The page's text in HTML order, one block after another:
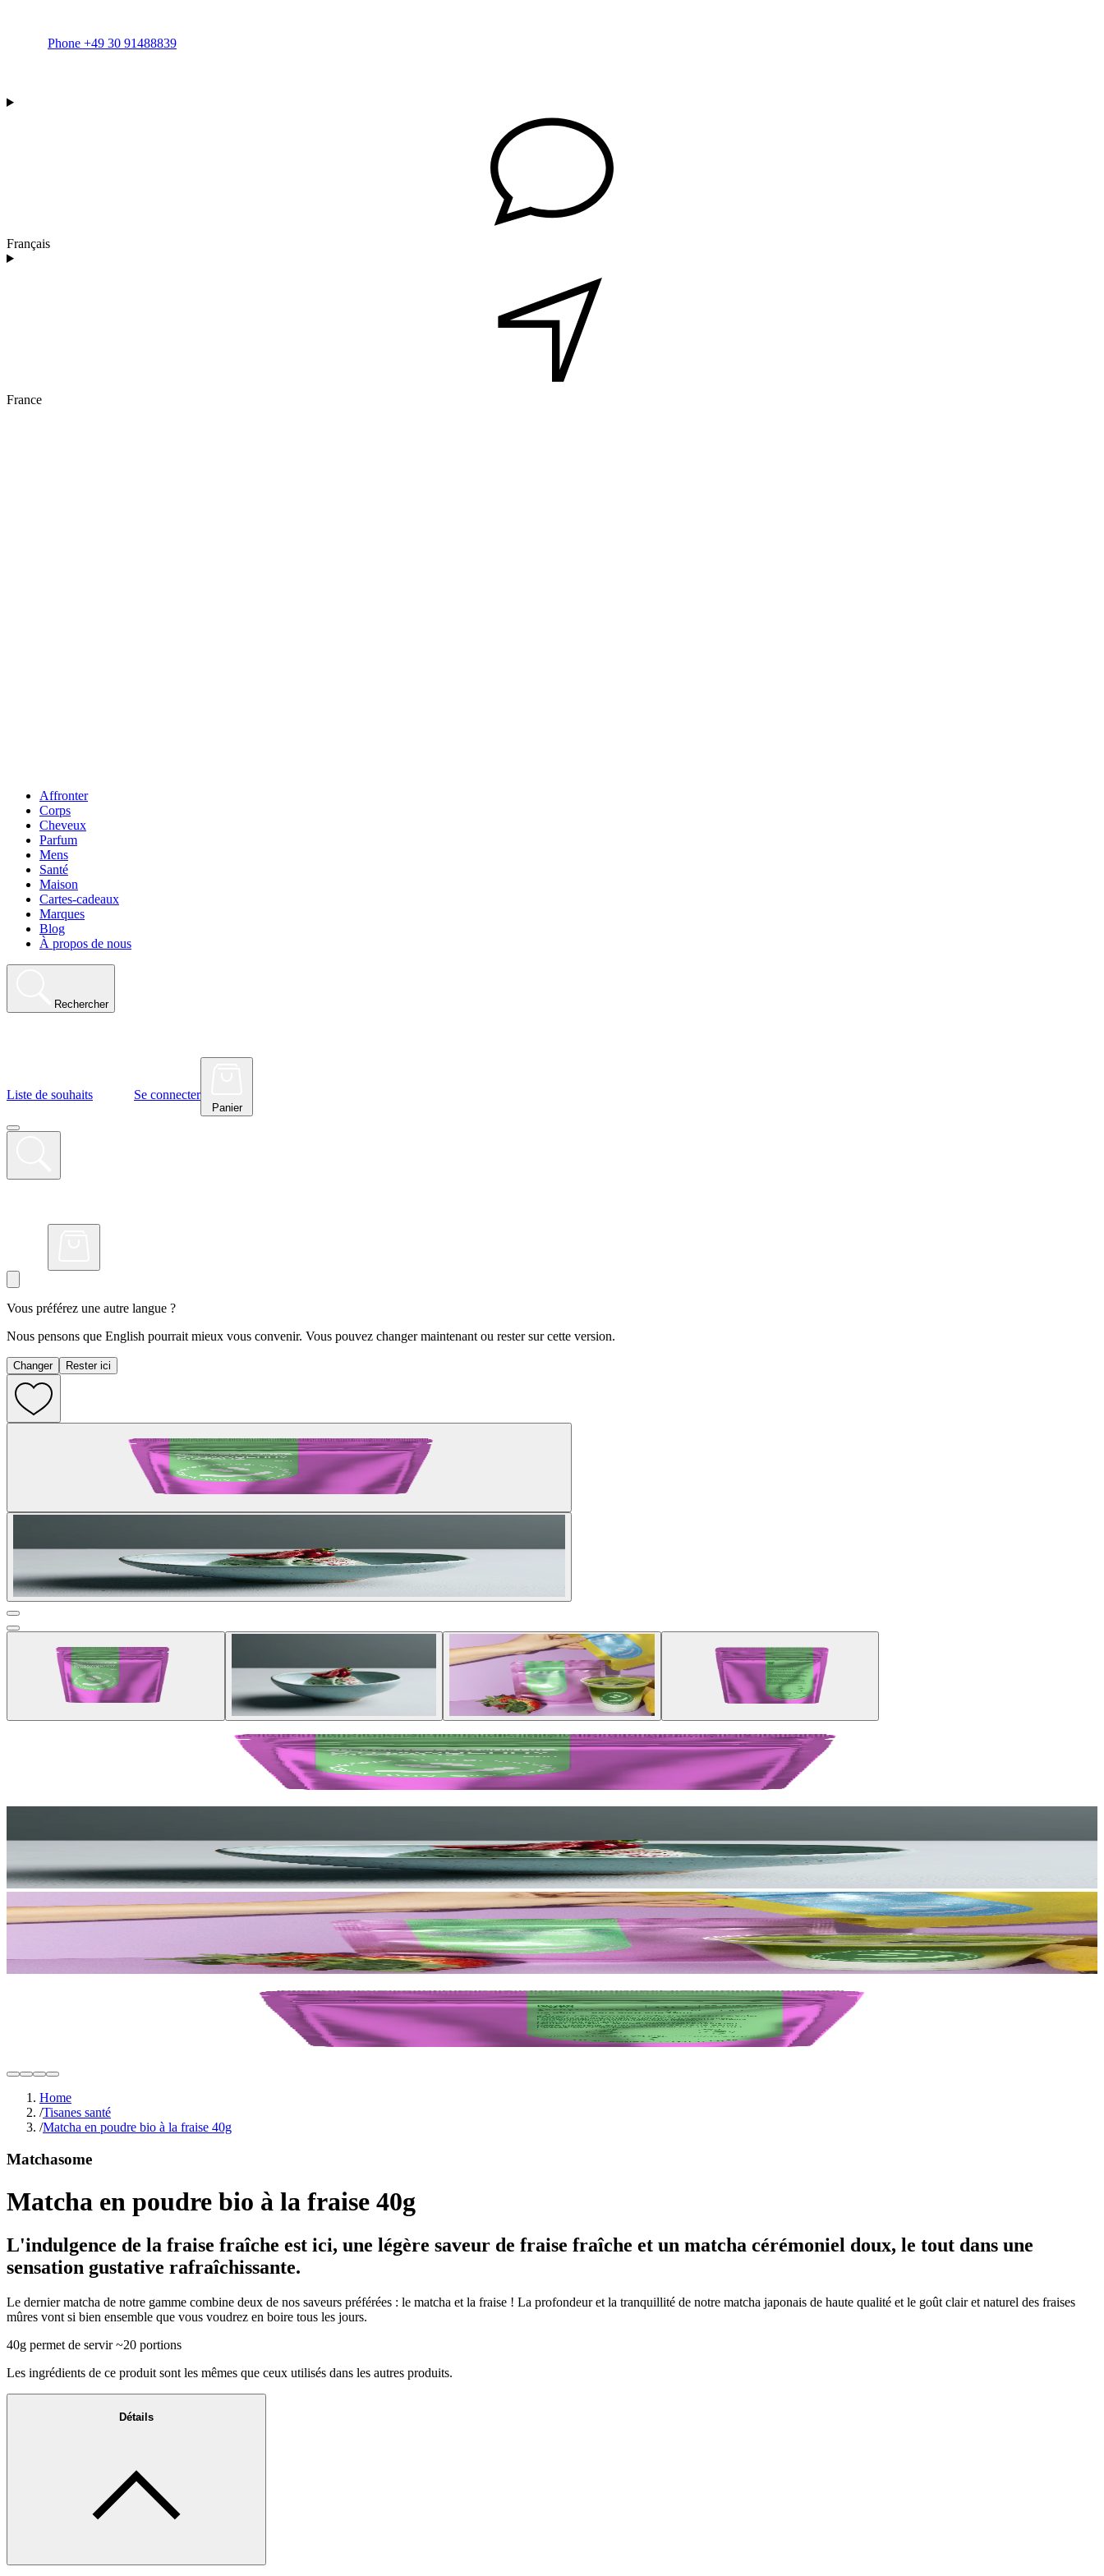
Phone +49 30 91488839
Français
France
Affronter
Corps
Cheveux
Parfum
Mens
Santé
Maison
Cartes-cadeaux
Marques
Blog
À propos de nous
Rechercher
Liste de souhaits Se connecter
Panier
Vous préférez une autre langue ?
Nous pensons que English pourrait mieux vous convenir. Vous pouvez changer maintenant ou rester sur cette version.
Changer Rester ici
Home
/Tisanes santé
/Matcha en poudre bio à la fraise 40g
Matchasome
Matcha en poudre bio à la fraise 40g
L'indulgence de la fraise fraîche est ici, une légère saveur de fraise fraîche et un matcha cérémoniel doux, le tout dans une
sensation gustative rafraîchissante.
Le dernier matcha de notre gamme combine deux de nos saveurs préférées : le matcha et la fraise ! La profondeur et la tranquillité de notre matcha japonais de haute qualité et le goût clair et naturel des fraises
mûres vont si bien ensemble que vous voudrez en boire tous les jours.
40g permet de servir ~20 portions
Les ingrédients de ce produit sont les mêmes que ceux utilisés dans les autres produits.
Détails